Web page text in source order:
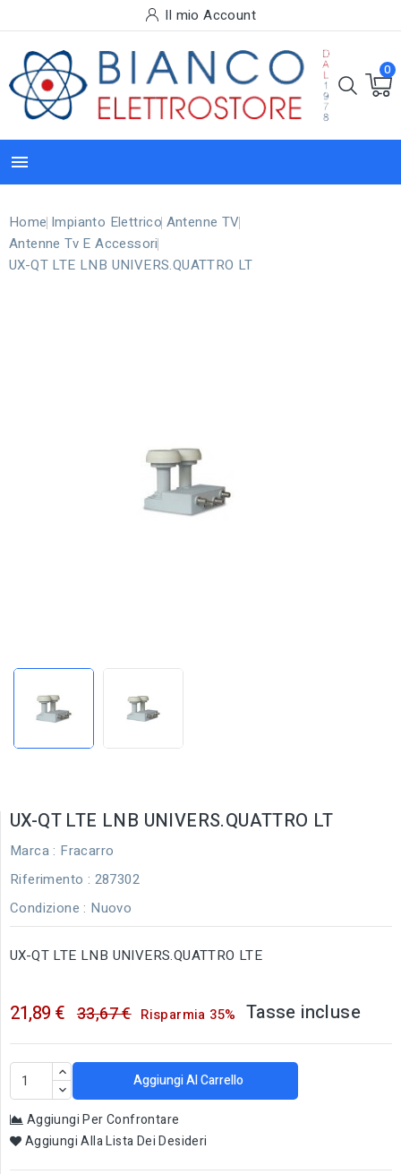
Il mio Account
0

Home Impianto Elettrico Antenne TV
Antenne Tv E Accessori
UX-QT LTE LNB UNIVERS.QUATTRO LT
UX-QT LTE LNB UNIVERS.QUATTRO LT
Marca : Fracarro
Riferimento : 287302
Condizione : Nuovo
UX-QT LTE LNB UNIVERS.QUATTRO LTE
21,89 € 33,67 € Risparmia 35% Tasse incluse
Aggiungi Al Carrello
Aggiungi Per Confrontare
Aggiungi Alla Lista Dei Desideri